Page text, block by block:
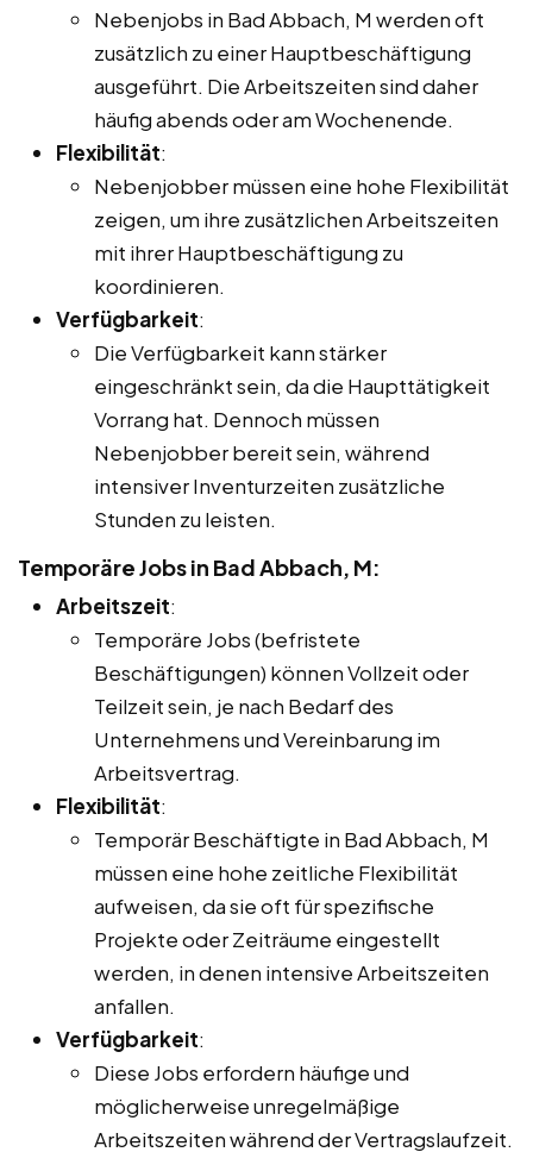
Nebenjobs in Bad Abbach, M werden oft
zusätzlich zu einer Hauptbeschäftigung
ausgeführt. Die Arbeitszeiten sind daher
häufig abends oder am Wochenende.
Flexibilität:
Nebenjobber müssen eine hohe Flexibilität
zeigen, um ihre zusätzlichen Arbeitszeiten
mit ihrer Hauptbeschäftigung zu
koordinieren.
Verfügbarkeit:
Die Verfügbarkeit kann stärker
eingeschränkt sein, da die Haupttätigkeit
Vorrang hat. Dennoch müssen
Nebenjobber bereit sein, während
intensiver Inventurzeiten zusätzliche
Stunden zu leisten.
Temporäre Jobs in Bad Abbach, M:
Arbeitszeit:
Temporäre Jobs (befristete
Beschäftigungen) können Vollzeit oder
Teilzeit sein, je nach Bedarf des
Unternehmens und Vereinbarung im
Arbeitsvertrag.
Flexibilität:
Temporär Beschäftigte in Bad Abbach, M
müssen eine hohe zeitliche Flexibilität
aufweisen, da sie oft für spezifische
Projekte oder Zeiträume eingestellt
werden, in denen intensive Arbeitszeiten
anfallen.
Verfügbarkeit:
Diese Jobs erfordern häufige und
möglicherweise unregelmäßige
Arbeitszeiten während der Vertragslaufzeit.